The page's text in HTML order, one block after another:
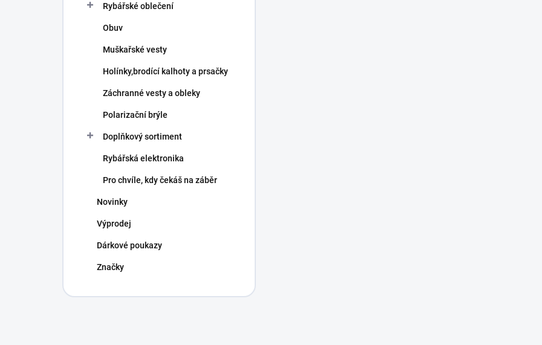
Rybářské oblečení
Obuv
Muškařské vesty
Holínky,brodící kalhoty a prsačky
Záchranné vesty a obleky
Polarizační brýle
Doplňkový sortiment
Rybářská elektronika
Pro chvíle, kdy čekáš na záběr
Novinky
Výprodej
Dárkové poukazy
Značky